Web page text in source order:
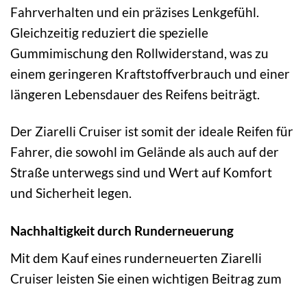
Fahrverhalten und ein präzises Lenkgefühl.
Gleichzeitig reduziert die spezielle
Gummimischung den Rollwiderstand, was zu
einem geringeren Kraftstoffverbrauch und einer
längeren Lebensdauer des Reifens beiträgt.
Der Ziarelli Cruiser ist somit der ideale Reifen für
Fahrer, die sowohl im Gelände als auch auf der
Straße unterwegs sind und Wert auf Komfort
und Sicherheit legen.
Nachhaltigkeit durch Runderneuerung
Mit dem Kauf eines runderneuerten Ziarelli
Cruiser leisten Sie einen wichtigen Beitrag zum